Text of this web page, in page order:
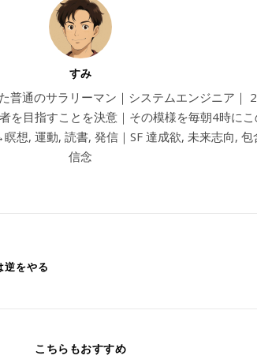
すみ
普通のサラリーマン｜システムエンジニア｜
を目指すことを決意｜その模様を毎朝4時に
想, 運動, 読書, 発信｜SF 達成欲, 未来志向, 包
信念
をやる
こちらもおすすめ